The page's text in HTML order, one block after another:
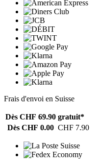
Frais d'envoi en Suisse
Dès CHF 69.90 gratuit*
Dès CHF 0.00 CHF 7.90